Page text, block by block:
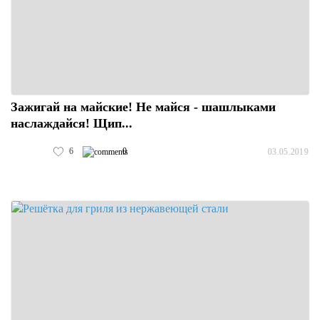
Зажигай на майские! Не майся - шашлыками
наслаждайся! Щип...
6 0 03.05.2019